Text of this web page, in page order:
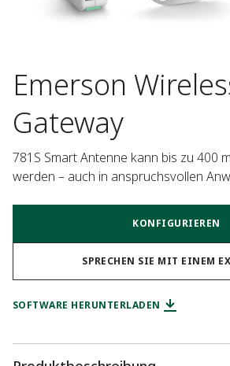
Emerson
Gateway
781S Smart Antenne kann bis zu 400
werden – auch in anspruchsvollen
KONFIGURIEREN
SPRECHEN SIE MIT EINEM
SOFTWARE HERUNTERLADEN